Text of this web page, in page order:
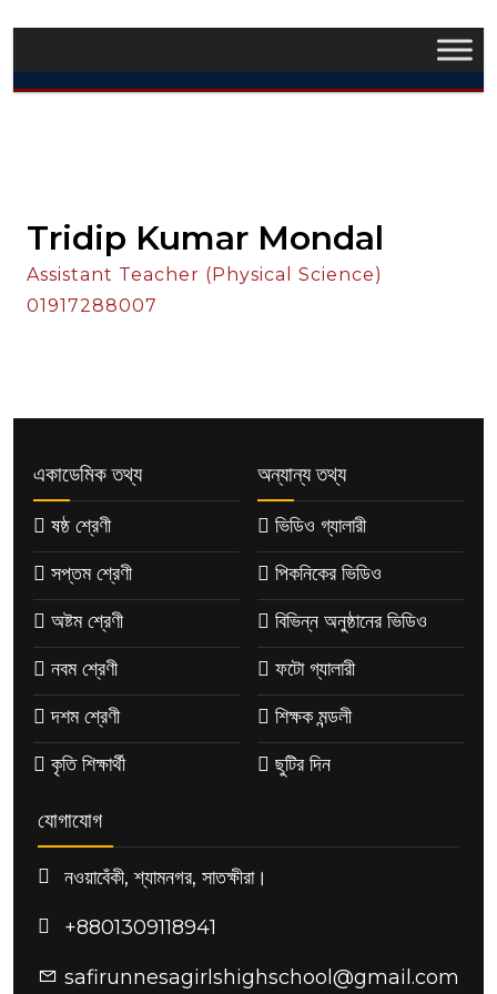
Tridip Kumar Mondal
Assistant Teacher (Physical Science)
01917288007
একাডেমিক তথ্য
ষষ্ঠ শ্রেণী
সপ্তম শ্রেণী
অষ্টম শ্রেণী
নবম শ্রেণী
দশম শ্রেণী
কৃতি শিক্ষার্থী
অন্যান্য তথ্য
ভিডিও গ্যালারী
পিকনিকের ভিডিও
বিভিন্ন অনুষ্ঠানের ভিডিও
ফটো গ্যালারী
শিক্ষক মন্ডলী
ছুটির দিন
যোগাযোগ
নওয়াবেঁকী, শ্যামনগর, সাতক্ষীরা।
+8801309118941
safirunnesagirlshighschool@gmail.com